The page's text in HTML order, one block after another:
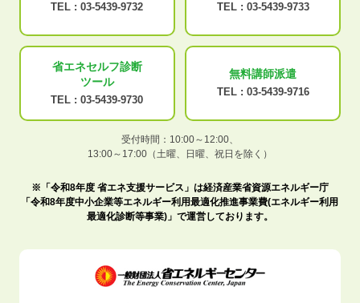
TEL : 03-5439-9732 TEL : 03-5439-9733
省エネセルフ診断
ツール
TEL : 03-5439-9730
無料講師派遣
TEL : 03-5439-9716
受付時間：10:00～12:00、
13:00～17:00（土曜、日曜、祝日を除く）
※「令和8年度 省エネ支援サービス」は経済産業省資源エネルギー庁
「令和8年度中小企業等エネルギー利用最適化推進事業費(エネルギー利用
最適化診断等事業)」で運営しております。